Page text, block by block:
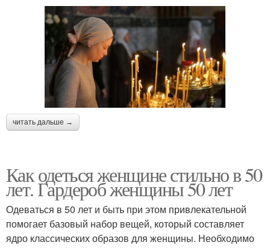
читать дальше →
Как одеться женщине стильно в 50
лет. Гардероб женщины 50 лет
Одеваться в 50 лет и быть при этом привлекательной
помогает базовый набор вещей, который составляет
ядро классических образов для женщины. Необходимо